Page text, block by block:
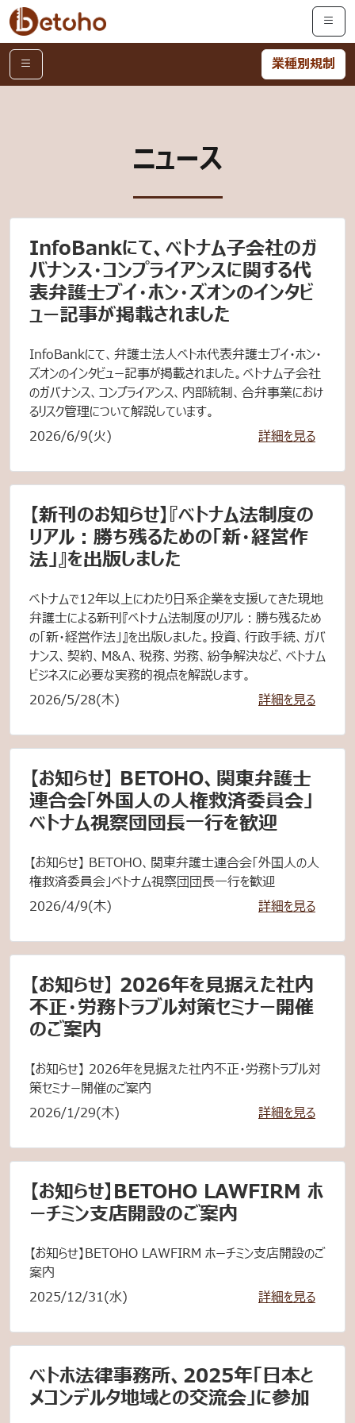
業種別規制
ニュース
InfoBankにて、ベトナム子会社のガ
バナンス・コンプライアンスに関する代
表弁護士ブイ・ホン・ズオンのインタビ
ュー記事が掲載されました
InfoBankにて、弁護士法人ベトホ代表弁護士ブイ・ホン・
ズオンのインタビュー記事が掲載されました。ベトナム子会社
のガバナンス、コンプライアンス、内部統制、合弁事業におけ
るリスク管理について解説しています。
2026/6/9(火)
詳細を見る
【新刊のお知らせ】『ベトナム法制度の
リアル：勝ち残るための「新・経営作
法」』を出版しました
ベトナムで12年以上にわたり日系企業を支援してきた現地
弁護士による新刊『ベトナム法制度のリアル：勝ち残るため
の「新・経営作法」』を出版しました。投資、行政手続、ガバ
ナンス、契約、M&A、税務、労務、紛争解決など、ベトナム
ビジネスに必要な実務的視点を解説します。
2026/5/28(木)
詳細を見る
【お知らせ】 BETOHO、関東弁護士
連合会「外国人の人権救済委員会」
ベトナム視察団団長一行を歓迎
【お知らせ】 BETOHO、関東弁護士連合会「外国人の人
権救済委員会」ベトナム視察団団長一行を歓迎
2026/4/9(木)
詳細を見る
【お知らせ】 2026年を見据えた社内
不正・労務トラブル対策セミナー開催
のご案内
【お知らせ】 2026年を見据えた社内不正・労務トラブル対
策セミナー開催のご案内
2026/1/29(木)
詳細を見る
【お知らせ】BETOHO LAWFIRM ホ
ーチミン支店開設のご案内
【お知らせ】BETOHO LAWFIRM ホーチミン支店開設のご
案内
2025/12/31(水)
詳細を見る
ベトホ法律事務所、2025年「日本と
メコンデルタ地域との交流会」に参加